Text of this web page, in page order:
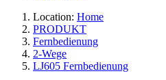
Location: Home
PRODUKT
Fernbedienung
2-Wege
LJ605 Fernbedienung